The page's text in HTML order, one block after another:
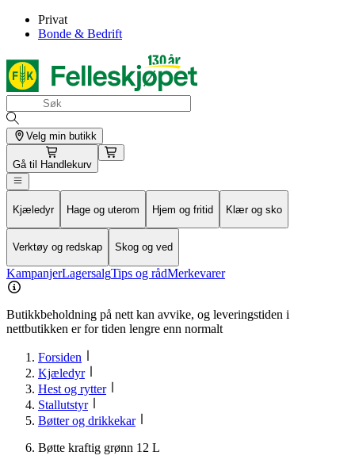
Privat
Bonde & Bedrift
Velg min butikk
Gå til Handlekurv
Kjæledyr Hage og uterom Hjem og fritid Klær og sko
Verktøy og redskap Skog og ved
KampanjerLagersalgTips og rådMerkevarer
Butikkbeholdning på nett kan avvike, og leveringstiden i
nettbutikken er for tiden lengre enn normalt
Forsiden
Kjæledyr
Hest og rytter
Stallutstyr
Bøtter og drikkekar
Bøtte kraftig grønn 12 L